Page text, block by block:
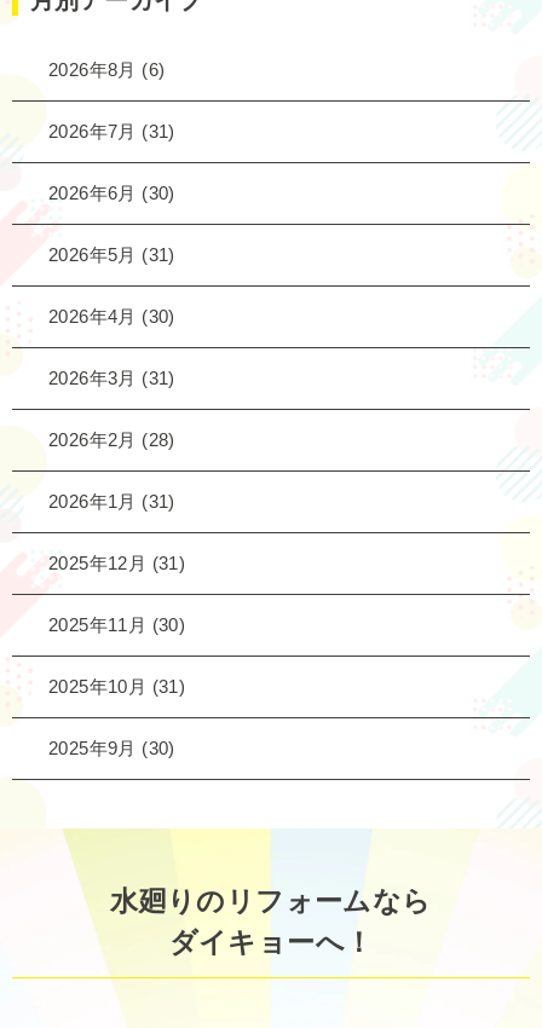
2026年8月 (6)
2026年7月 (31)
2026年6月 (30)
2026年5月 (31)
2026年4月 (30)
2026年3月 (31)
2026年2月 (28)
2026年1月 (31)
2025年12月 (31)
2025年11月 (30)
2025年10月 (31)
2025年9月 (30)
水廻りのリフォームなら
ダイキョーへ！